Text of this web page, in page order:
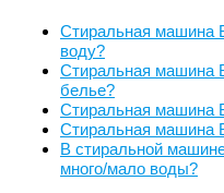
Стиральная машина
воду?
Стиральная машина
белье?
Стиральная машина
Стиральная машина
В стиральной
много/мало воды?